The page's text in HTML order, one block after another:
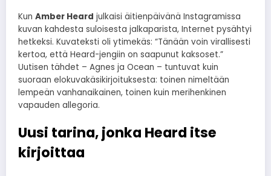
Kun Amber Heard julkaisi äitienpäivänä Instagramissa
kuvan kahdesta suloisesta jalkaparista, Internet pysähtyi
hetkeksi. Kuvateksti oli ytimekäs: “Tänään voin virallisesti
kertoa, että Heard-jengiin on saapunut kaksoset.”
Uutisen tähdet – Agnes ja Ocean – tuntuvat kuin
suoraan elokuvakäsikirjoituksesta: toinen nimeltään
lempeän vanhanaikainen, toinen kuin merihenkinen
vapauden allegoria.
Uusi tarina, jonka Heard itse
kirjoittaa